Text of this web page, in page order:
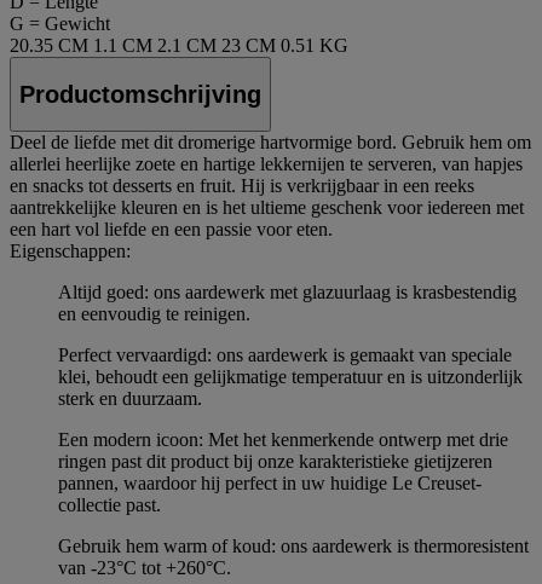
G = Gewicht
20.35 CM 1.1 CM 2.1 CM 23 CM 0.51 KG
Productomschrijving
Deel de liefde met dit dromerige hartvormige bord. Gebruik hem om
allerlei heerlijke zoete en hartige lekkernijen te serveren, van hapjes
en snacks tot desserts en fruit. Hij is verkrijgbaar in een reeks
aantrekkelijke kleuren en is het ultieme geschenk voor iedereen met
een hart vol liefde en een passie voor eten.
Eigenschappen:
Altijd goed: ons aardewerk met glazuurlaag is krasbestendig
en eenvoudig te reinigen.
Perfect vervaardigd: ons aardewerk is gemaakt van speciale
klei, behoudt een gelijkmatige temperatuur en is uitzonderlijk
sterk en duurzaam.
Een modern icoon: Met het kenmerkende ontwerp met drie
ringen past dit product bij onze karakteristieke gietijzeren
pannen, waardoor hij perfect in uw huidige Le Creuset-
collectie past.
Gebruik hem warm of koud: ons aardewerk is thermoresistent
van -23°C tot +260°C.